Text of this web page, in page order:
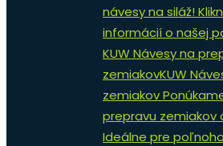
návesy na siláž!
informácií o našej
KUW Návesy na
zemiakovKUW
zemiakov
prepravu zemiakov
Ideálne pre